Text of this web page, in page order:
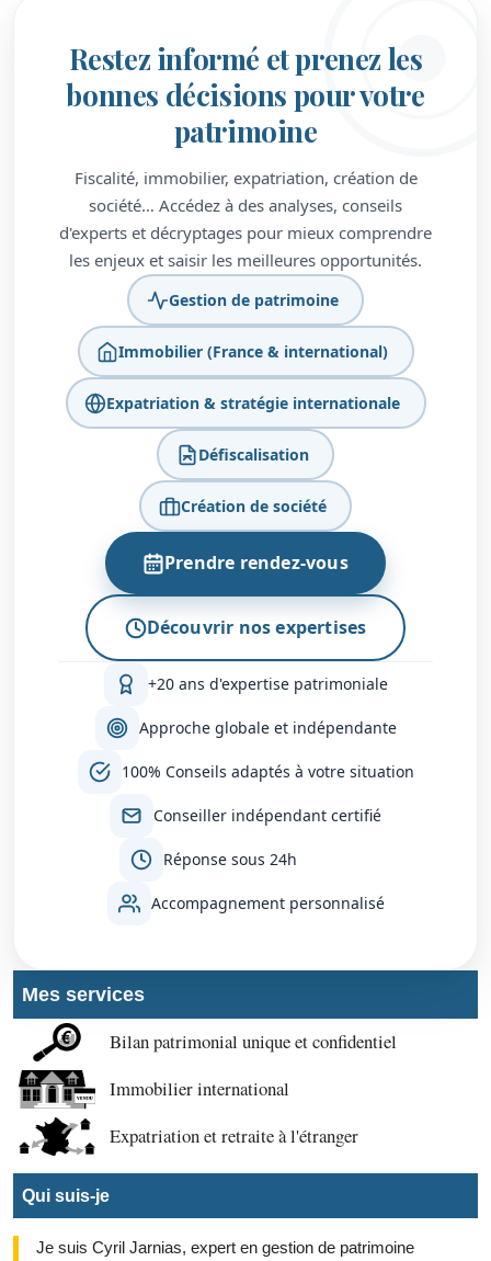
Restez informé et prenez les
bonnes décisions pour votre
patrimoine
Fiscalité, immobilier, expatriation, création de
société… Accédez à des analyses, conseils
d'experts et décryptages pour mieux comprendre
les enjeux et saisir les meilleures opportunités.
Gestion de patrimoine
Immobilier (France & international)
Expatriation & stratégie internationale
Défiscalisation
Création de société
Prendre rendez-vous
Découvrir nos expertises
+20 ans d'expertise patrimoniale
Approche globale et indépendante
100% Conseils adaptés à votre situation
Conseiller indépendant certifié
Réponse sous 24h
Accompagnement personnalisé
Mes services
Bilan patrimonial unique et confidentiel
Immobilier international
Expatriation et retraite à l'étranger
Qui suis-je
Je suis Cyril Jarnias, expert en gestion de patrimoine